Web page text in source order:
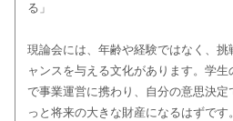
る」
現論会には、年齢や経験ではなく、
ャンスを与える文化があります。学
で事業運営に携わり、自分の意思決定
っと将来の大きな財産になるはずです。